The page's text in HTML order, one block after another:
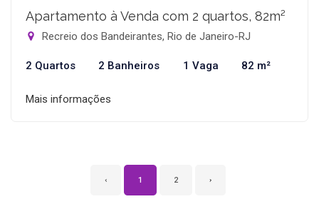
Apartamento à Venda com 2 quartos, 82m²
Recreio dos Bandeirantes, Rio de Janeiro-RJ
2 Quartos 2 Banheiros 1 Vaga 82 m²
Mais informações
‹ 1 2 ›